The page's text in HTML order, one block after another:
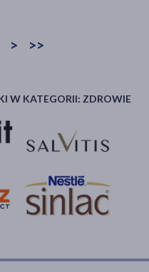
> >>
W KATEGORII: ZDROWIE